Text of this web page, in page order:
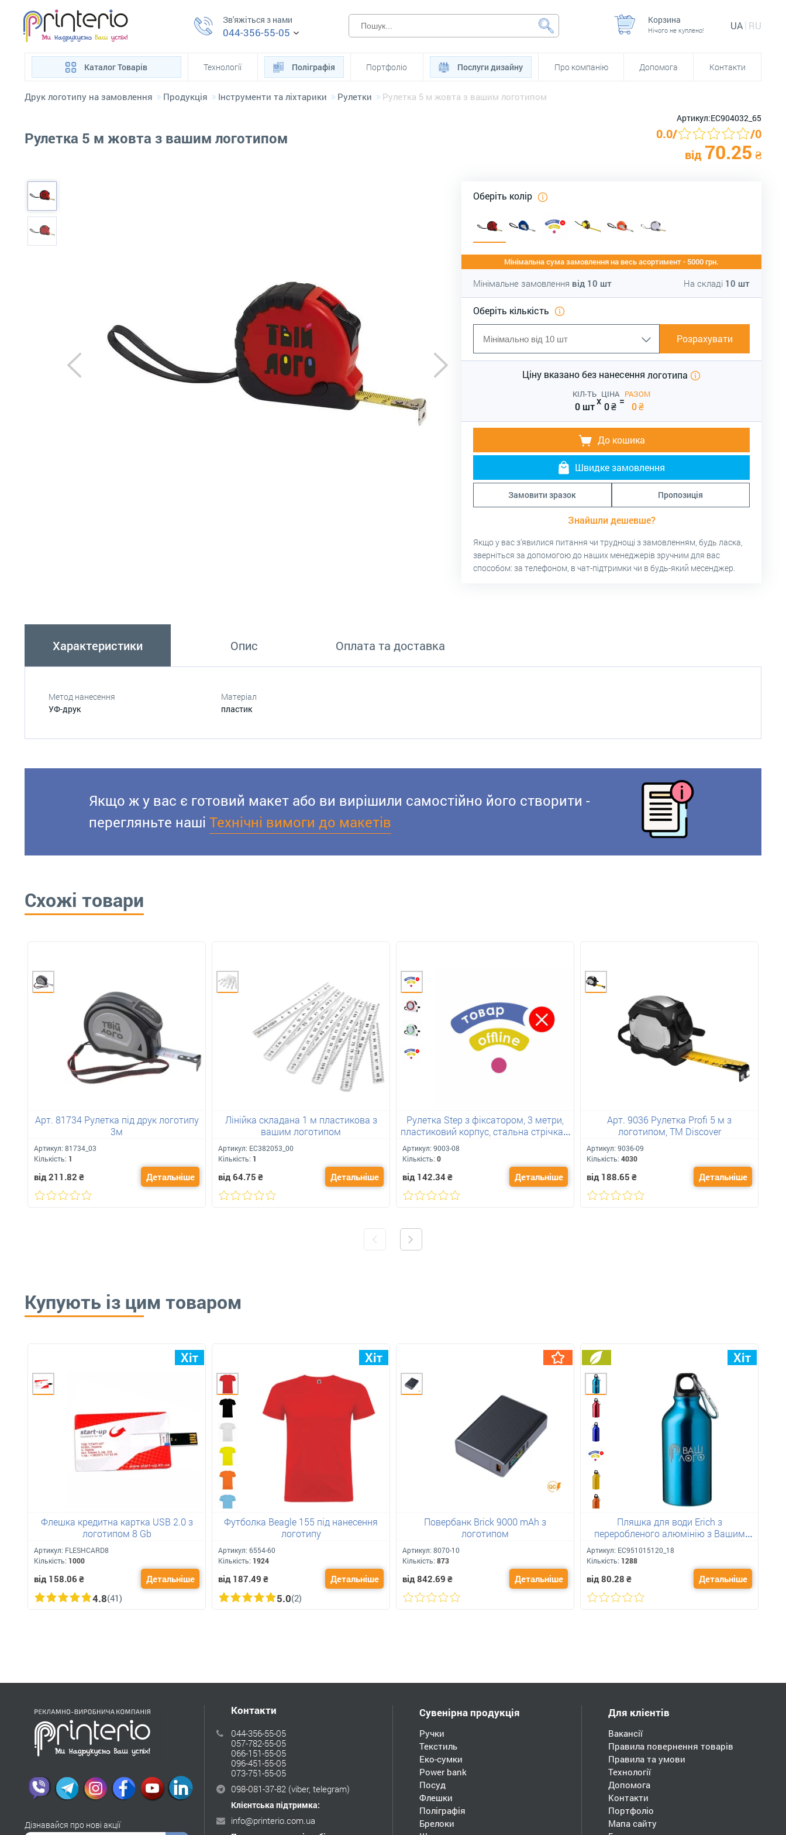
Зв'яжіться з нами
044-356-55-05
Корзина
Нічого не куплено! UA RU
Каталог Товарів Технології Поліграфія Портфоліо Послуги дизайну Про компанію Допомога Контакти
Друк логотипу на замовлення Продукція Інструменти та ліхтарики Рулетки Рулетка 5 м жовта з вашим логотипом
Рулетка 5 м жовта з вашим логотипом
Артикул:ЕС904032_65
0.0/ /0
від 70.25 ₴
Оберіть колір
Мінімальна сума замовлення на весь асортимент - 5000 грн.
Мінімальне замовлення від 10 шт На складі 10 шт
Оберіть кількість
Розрахувати
Ціну вказано без нанесення логотипа
КІЛ-ТЬ
0 штx
ЦІНА
0₴ =
РАЗОМ
0₴
До кошика
Швидке замовлення
Замовити зразок Пропозиція
Знайшли дешевше?
Якщо у вас з’явилися питання чи труднощі з замовленням, будь ласка,
зверніться за допомогою до наших менеджерів зручним для вас
способом: за телефоном, в чат-підтримки чи в будь-який месенджер.
Характеристики Опис Оплата та доставка
Метод нанесення
УФ-друк
Матеріал
пластик
Якщо ж у вас є готовий макет або ви вирішили самостійно його створити -
перегляньте наші Технічні вимоги до макетів
Схожі товари
Арт. 81734 Рулетка під друк логотипу
3м
Артикул: 81734_03
Кількість: 1
від 211.82 ₴ Детальніше
Лінійка складана 1 м пластикова з
вашим логотипом
Артикул: ЕС382053_00
Кількість: 1
від 64.75 ₴ Детальніше
Рулетка Step з фіксатором, 3 метри,
пластиковий корпус, стальна стрічка з
Артикул: 9003-08
Кількість: 0
від 142.34₴ Детальніше
Арт. 9036 Рулетка Profi 5 м з
логотипом, ТМ Discover
Артикул: 9036-09
Кількість: 4030
від 188.65 ₴ Детальніше
Купують із цим товаром
Флешка кредитна картка USB 2.0 з
логотипом 8 Gb
Артикул: FLESHCARD8
Кількість: 1000
від 158.06 ₴ Детальніше
4.8(41)
Футболка Beagle 155 під нанесення
логотипу
Артикул: 6554-60
Кількість: 1924
від 187.49 ₴ Детальніше
5.0(2)
Повербанк Brick 9000 mAh з
логотипом
Артикул: 8070-10
Кількість: 873
від 842.69 ₴ Детальніше
Пляшка для води Erich з
переробленого алюмінію з Вашим
лого 400 мл
Артикул: ЕС951015120_18
Кількість: 1288
від 80.28 ₴ Детальніше
Дізнавайся про нові акції
Контакти
044-356-55-05
057-782-55-05
066-151-55-05
096-451-55-05
073-751-55-05
098-081-37-82(viber, telegram)
Клієнтська підтримка:
info@printerio.com.ua
Сувенірна продукція
Ручки
Текстиль
Еко-сумки
Power bank
Посуд
Флешки
Поліграфія
Брелоки
Для клієнтів
Вакансії
Правила повернення товарів
Правила та умови
Технології
Допомога
Контакти
Портфоліо
Мапа сайту